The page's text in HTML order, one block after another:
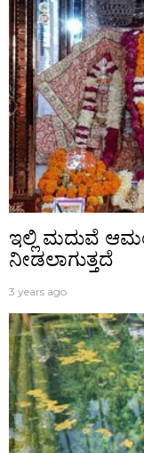
ಇಲ್ಲಿ ಮದುವೆ
ನೀಡಲಾಗುತ್ತದೆ
3 years ago